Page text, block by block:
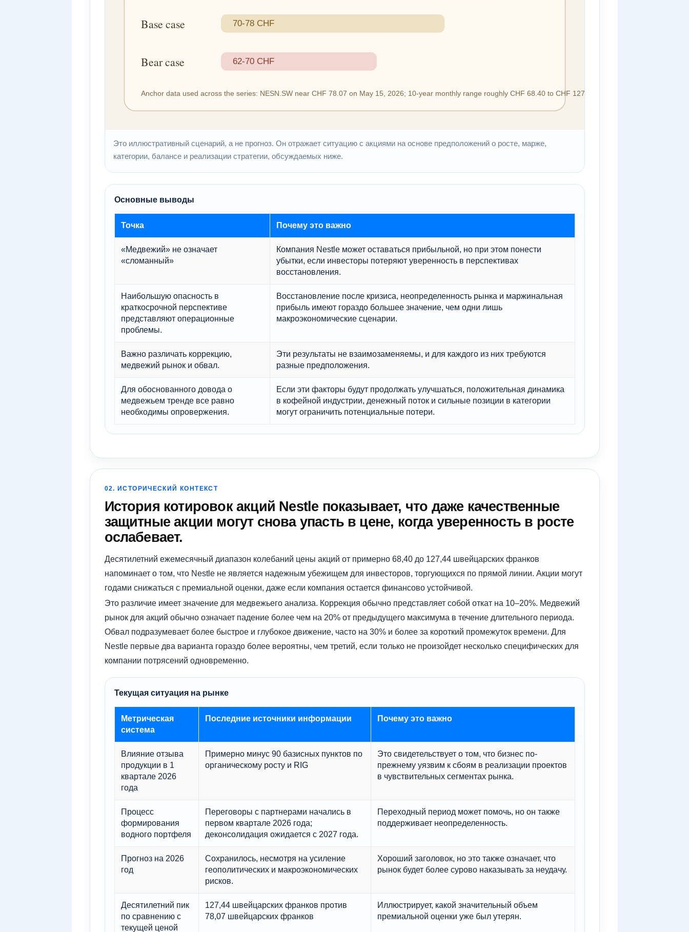
Это иллюстративный сценарий, а не прогноз. Он отражает ситуацию с акциями на основе предположений о росте, марже,
категории, балансе и реализации стратегии, обсуждаемых ниже.
Основные выводы
Точка Почему это важно
«Медвежий» не означает
«сломанный»
Компания Nestle может оставаться прибыльной, но при этом понести
убытки, если инвесторы потеряют уверенность в перспективах
восстановления.
Наибольшую опасность в
краткосрочной перспективе
представляют операционные
проблемы.
Восстановление после кризиса, неопределенность рынка и маржинальная
прибыль имеют гораздо большее значение, чем одни лишь
макроэкономические сценарии.
Важно различать коррекцию,
медвежий рынок и обвал.
Эти результаты не взаимозаменяемы, и для каждого из них требуются
разные предположения.
Для обоснованного довода о
медвежьем тренде все равно
необходимы опровержения.
Если эти факторы будут продолжать улучшаться, положительная динамика
в кофейной индустрии, денежный поток и сильные позиции в категории
могут ограничить потенциальные потери.
02. ИСТОРИЧЕСКИЙ КОНТЕКСТ
История котировок акций Nestle показывает, что даже качественные
защитные акции могут снова упасть в цене, когда уверенность в росте
ослабевает.
Десятилетний ежемесячный диапазон колебаний цены акций от примерно 68,40 до 127,44 швейцарских франков
напоминает о том, что Nestle не является надежным убежищем для инвесторов, торгующихся по прямой линии. Акции могут
годами снижаться с премиальной оценки, даже если компания остается финансово устойчивой.
Это различие имеет значение для медвежьего анализа. Коррекция обычно представляет собой откат на 10–20%. Медвежий
рынок для акций обычно означает падение более чем на 20% от предыдущего максимума в течение длительного периода.
Обвал подразумевает более быстрое и глубокое движение, часто на 30% и более за короткий промежуток времени. Для
Nestle первые два варианта гораздо более вероятны, чем третий, если только не произойдет несколько специфических для
компании потрясений одновременно.
Текущая ситуация на рынке
Метрическая
система
Последние источники информации Почему это важно
Влияние отзыва
продукции в 1
квартале 2026
года
Примерно минус 90 базисных пунктов по
органическому росту и RIG
Это свидетельствует о том, что бизнес по-
прежнему уязвим к сбоям в реализации проектов
в чувствительных сегментах рынка.
Процесс
формирования
водного портфеля
Переговоры с партнерами начались в
первом квартале 2026 года;
деконсолидация ожидается с 2027 года.
Переходный период может помочь, но он также
поддерживает неопределенность.
Прогноз на 2026
год
Сохранилось, несмотря на усиление
геополитических и макроэкономических
рисков.
Хороший заголовок, но это также означает, что
рынок будет более сурово наказывать за неудачу.
Десятилетний пик
по сравнению с
текущей ценой
127,44 швейцарских франков против
78,07 швейцарских франков
Иллюстрирует, какой значительный объем
премиальной оценки уже был утерян.